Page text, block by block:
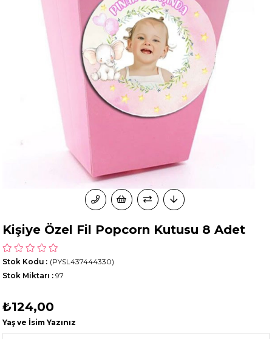
Kişiye Özel Fil Popcorn Kutusu 8 Adet
(PYSL437444330)
Stok Kodu
Stok Miktarı : 97
₺124,00
Yaş ve İsim Yazınız